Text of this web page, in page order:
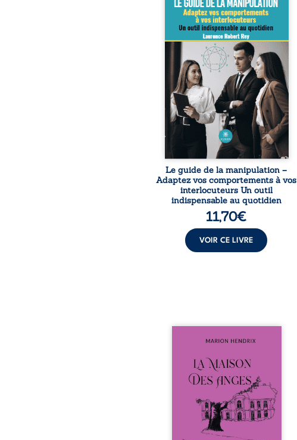
les pensées d’autrui ? Quand la
communication verbale est
bridée, aussi bien dans la vie
professionnelle que privée, il
reste l’utilisation d’outils
capables de révéler ce que les
gens taisent volontairement ou
inconsciemment. Ce guide
vous renseignera sur la
personnalité de vos
interlocuteurs, ce qui vous
donnera un avantage certain
car vous ...
Le guide de la manipulation –
Adaptez vos comportements à vos
interlocuteurs Un outil
indispensable au quotidien
11,70€
VOIR CE LIVRE
Nous sommes en 1979, soit 15
patriarche Anatole-Eustache.
La famille devra affronter non
seulement un inconnu qui rôde
autour du domaine et dont
Firmin, le fidèle majordome,
redoute les visites, le passé
encombrant d’Anatole-
Eustache, la malédiction